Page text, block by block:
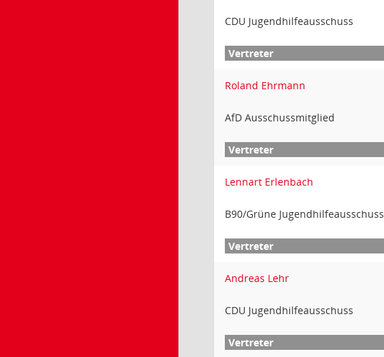
CDU Jugendhilfeausschuss
Roland Ehrmann
AfD Ausschussmitglied
Lennart Erlenbach
B90/Grüne Jugendhilfeausschuss
Andreas Lehr
CDU Jugendhilfeausschuss